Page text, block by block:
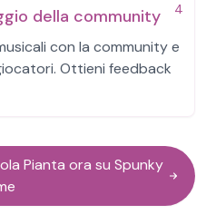
4
della community
con la community e
Ottieni feedback
Pianta ora su Spunky